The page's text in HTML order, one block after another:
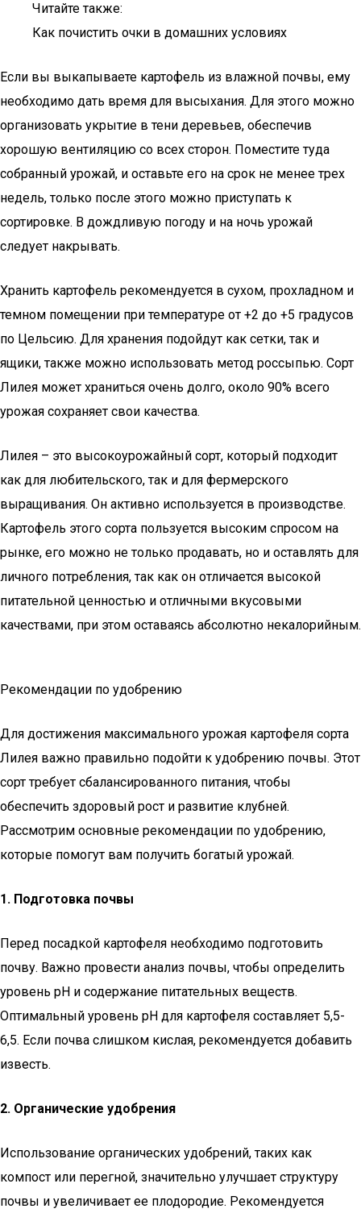
Читайте также:
Как почистить очки в домашних условиях
Если вы выкапываете картофель из влажной почвы, ему
необходимо дать время для высыхания. Для этого можно
организовать укрытие в тени деревьев, обеспечив
хорошую вентиляцию со всех сторон. Поместите туда
собранный урожай, и оставьте его на срок не менее трех
недель, только после этого можно приступать к
сортировке. В дождливую погоду и на ночь урожай
следует накрывать.
Хранить картофель рекомендуется в сухом, прохладном и
темном помещении при температуре от +2 до +5 градусов
по Цельсию. Для хранения подойдут как сетки, так и
ящики, также можно использовать метод россыпью. Сорт
Лилея может храниться очень долго, около 90% всего
урожая сохраняет свои качества.
Лилея – это высокоурожайный сорт, который подходит
как для любительского, так и для фермерского
выращивания. Он активно используется в производстве.
Картофель этого сорта пользуется высоким спросом на
рынке, его можно не только продавать, но и оставлять для
личного потребления, так как он отличается высокой
питательной ценностью и отличными вкусовыми
качествами, при этом оставаясь абсолютно некалорийным.
Рекомендации по удобрению
Для достижения максимального урожая картофеля сорта
Лилея важно правильно подойти к удобрению почвы. Этот
сорт требует сбалансированного питания, чтобы
обеспечить здоровый рост и развитие клубней.
Рассмотрим основные рекомендации по удобрению,
которые помогут вам получить богатый урожай.
1. Подготовка почвы
Перед посадкой картофеля необходимо подготовить
почву. Важно провести анализ почвы, чтобы определить
уровень pH и содержание питательных веществ.
Оптимальный уровень pH для картофеля составляет 5,5-
6,5. Если почва слишком кислая, рекомендуется добавить
известь.
2. Органические удобрения
Использование органических удобрений, таких как
компост или перегной, значительно улучшает структуру
почвы и увеличивает ее плодородие. Рекомендуется